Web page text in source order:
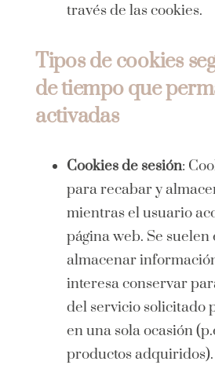
través de las cookies.
Tipos de cookies
de tiempo que
activadas
Cookies de sesión:
para recabar y
mientras el usuario
página web. Se
almacenar
interesa conservar
del servicio solicitado
en una sola ocasión
productos adquiridos).